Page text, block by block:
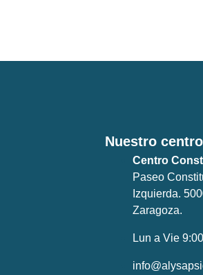
Nuestro
Centro
Paseo
Izquierda.
Zaragoza.
Lun a Vie